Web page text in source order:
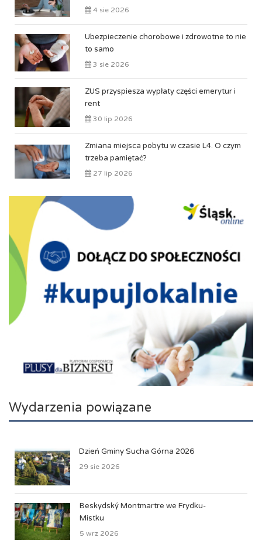
4 sie 2026
Ubezpieczenie chorobowe i zdrowotne to nie
to samo
3 sie 2026
ZUS przyspiesza wypłaty części emerytur i
rent
30 lip 2026
Zmiana miejsca pobytu w czasie L4. O czym
trzeba pamiętać?
27 lip 2026
Wydarzenia powiązane
Dzień Gminy Sucha Górna 2026
29 sie 2026
Beskydský Montmartre we Frydku-
Mistku
5 wrz 2026